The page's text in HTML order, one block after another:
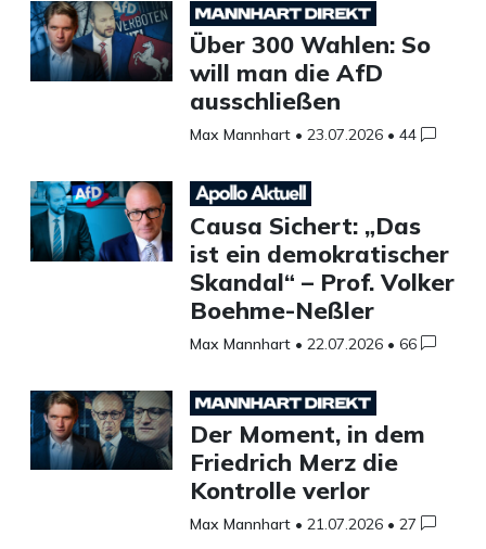
Über 300 Wahlen: So
will man die AfD
ausschließen
Max Mannhart • 23.07.2026 • 44
Causa Sichert: „Das
ist ein demokratischer
Skandal“ – Prof. Volker
Boehme-Neßler
Max Mannhart • 22.07.2026 • 66
Der Moment, in dem
Friedrich Merz die
Kontrolle verlor
Max Mannhart • 21.07.2026 • 27